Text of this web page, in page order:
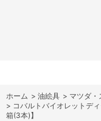
ホーム > 油絵具 > マツダ・
> コバルトバイオレットデ
箱(3本)】